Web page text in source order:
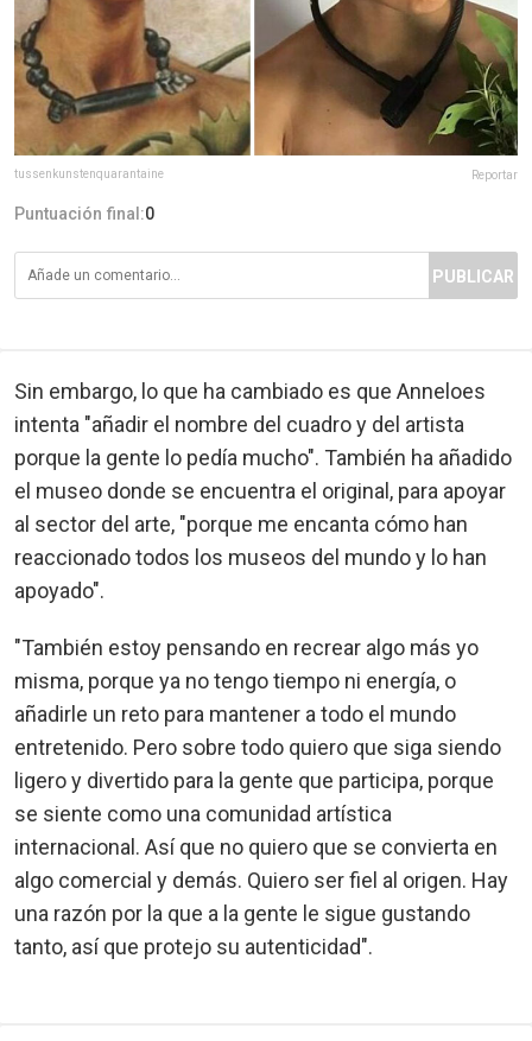
tussenkunstenquarantaine Reportar
Puntuación final:0
PUBLICAR
Sin embargo, lo que ha cambiado es que Anneloes
intenta "añadir el nombre del cuadro y del artista
porque la gente lo pedía mucho". También ha añadido
el museo donde se encuentra el original, para apoyar
al sector del arte, "porque me encanta cómo han
reaccionado todos los museos del mundo y lo han
apoyado".
"También estoy pensando en recrear algo más yo
misma, porque ya no tengo tiempo ni energía, o
añadirle un reto para mantener a todo el mundo
entretenido. Pero sobre todo quiero que siga siendo
ligero y divertido para la gente que participa, porque
se siente como una comunidad artística
internacional. Así que no quiero que se convierta en
algo comercial y demás. Quiero ser fiel al origen. Hay
una razón por la que a la gente le sigue gustando
tanto, así que protejo su autenticidad".